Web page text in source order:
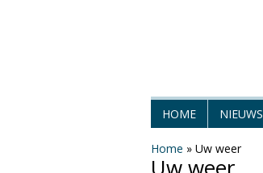
H
e
HOME NIEUWS
Home » Uw weer